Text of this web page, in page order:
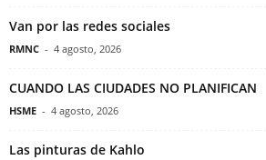
Van por las redes sociales
RMNC - 4 agosto, 2026
CUANDO LAS CIUDADES NO PLANIFICAN
HSME - 4 agosto, 2026
Las pinturas de Kahlo